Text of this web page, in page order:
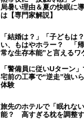
局暑い理由＆夏の快眠に
は【専門家解説】
「結婚は？」「子ども
い、もはやホラー？ 「
常な生存本能”と言えるワ
「警備員に従いUターン
宅前の工事で“逆走”強い
体験
旅先のホテルで「眠れな
能？ 高すぎる枕を調整